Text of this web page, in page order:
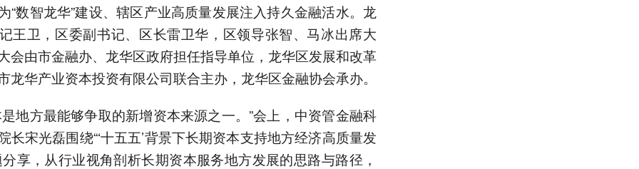
“数智龙华”建设、辖区产业高质量发展注入持久金融活水。龙
王卫，区委副书记、区长雷卫华，区领导张智、马冰出席大
会由市金融办、龙华区政府担任指导单位，龙华区发展和改革
龙华产业资本投资有限公司联合主办，龙华区金融协会承办。
地方最能够争取的新增资本来源之一。”会上，中资管金融科
长宋光磊围绕“‘十五五’背景下长期资本支持地方经济高质量发
分享，从行业视角剖析长期资本服务地方发展的思路与路径，